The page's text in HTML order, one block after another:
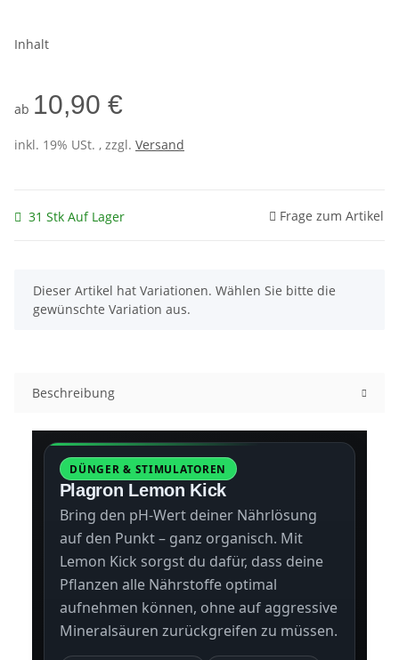
Inhalt
ab 10,90 €
inkl. 19% USt. , zzgl. Versand
31 Stk Auf Lager Frage zum Artikel
x
Dieser Artikel hat Variationen. Wählen Sie bitte die
gewünschte Variation aus.
Beschreibung
DÜNGER & STIMULATOREN
Plagron Lemon Kick
Bring den pH-Wert deiner Nährlösung
auf den Punkt – ganz organisch. Mit
Lemon Kick sorgst du dafür, dass deine
Pflanzen alle Nährstoffe optimal
aufnehmen können, ohne auf aggressive
Mineralsäuren zurückgreifen zu müssen.